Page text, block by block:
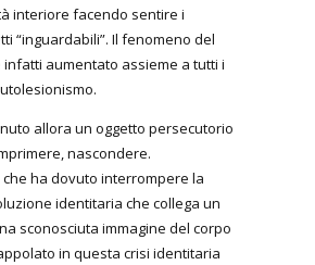
interiore facendo sentire i
“inguardabili”. Il fenomeno del
aumentato assieme a tutti i
allora un oggetto persecutorio
nascondere.
che ha dovuto interrompere la
identitaria che collega un
sconosciuta immagine del corpo
in questa crisi identitaria